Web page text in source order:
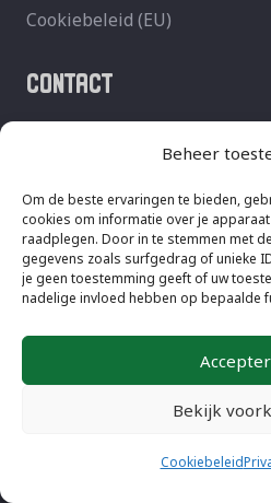
Beheer
Om de beste ervaringen te bieden,
cookies om informatie over je
raadplegen. Door in te stemmen met
gegevens zoals surfgedrag of unieke
je geen toestemming geeft of uw
nadelige invloed hebben op bepaalde
Bekijk
Cookiebeleid
Cookiebeleid (EU)
CONTACT
Landluststraat 88
2804 KT Gouda
KvK: 54299381
Ik ben particulier
© 2026 Arjospronk.nl – All